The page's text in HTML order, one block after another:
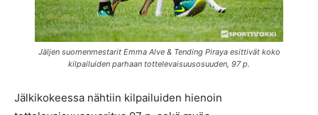
Jäljen suomenmestarit Emma Alve & Tending Piraya esittivät koko
kilpailuiden parhaan tottelevaisuusosuuden, 97 p.
Jälkikokeessa nähtiin kilpailuiden hienoin